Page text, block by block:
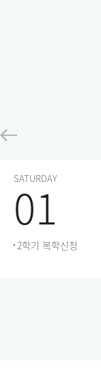
SATURDAY
01
2학기 복학신청